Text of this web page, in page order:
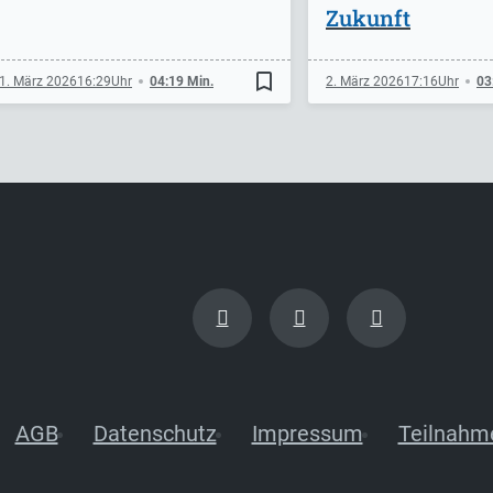
März 202616:29 04:19 Min. bookmark_border
Zukunft
2. März 202617:16
AGB Datenschutz Impressum